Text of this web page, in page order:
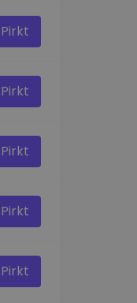
Pirkt
Pirkt
Pirkt
Pirkt
Pirkt